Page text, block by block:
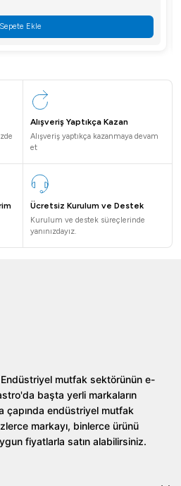
Sepete Ekle
Alışveriş Yaptıkça Kazan
Alışveriş yaptıkça kazanmaya devam
et
Ücretsiz Kurulum ve Destek
Kurulum ve destek süreçlerinde
yanınızdayız.
mutfak sektörünün e-
başta yerli markaların
çapında endüstriyel mutfak
markayı, binlerce ürünü
fiyatlarla satın alabilirsiniz.